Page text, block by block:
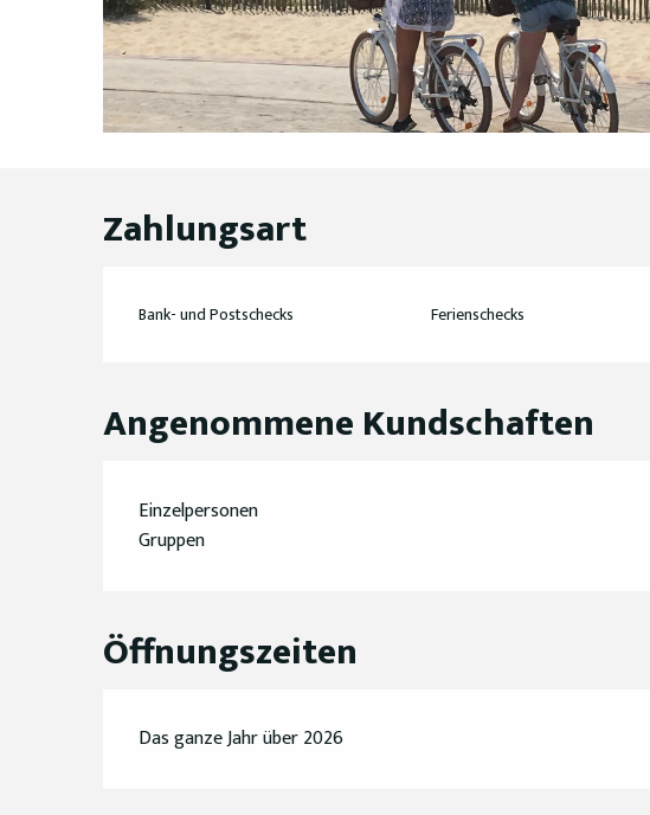
Zahlungsart
Bank- und Postschecks Ferienschecks
Angenommene Kundschaften
Einzelpersonen
Gruppen
Öffnungszeiten
Das ganze Jahr über 2026